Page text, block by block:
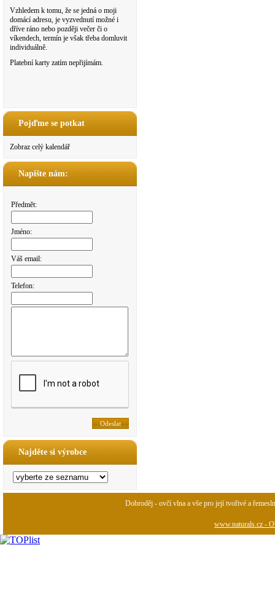
Vzhledem k tomu, že se jedná o moji
domácí adresu, je vyzvednutí možné i
dříve ráno nebo později večer či o
víkendech, termín je však třeba domluvit
individuálně.
Platební karty zatím nepřijímám.
Pojďme se potkat
Zobraz celý kalendář
Napište nám:
Předmět:
Jméno:
Váš email:
Telefon:
Najděte si výrobce
Dobroděj - ovčí vlna a vše pro její tvořivé a
www.naturals.cz -